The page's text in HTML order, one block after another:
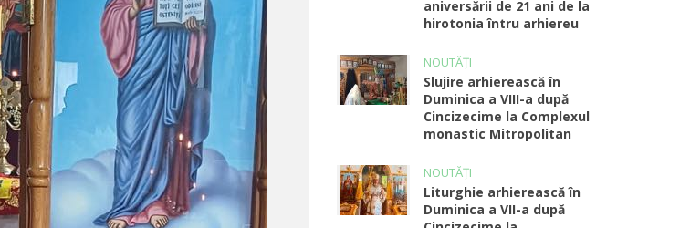
aniversării de 21 ani de la
hirotonia întru arhiereu
NOUTĂȚI
Slujire arhierească în
Duminica a VIII-a după
Cincizecime la Complexul
monastic Mitropolitan
NOUTĂȚI
Liturghie arhierească în
Duminica a VII-a după